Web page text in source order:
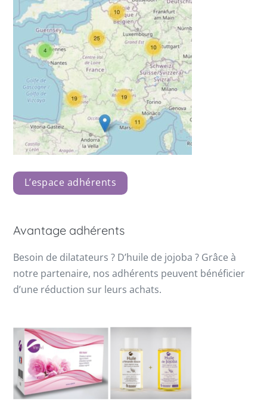
L’espace adhérents
Avantage adhérents
Besoin de dilatateurs ? D’huile de jojoba ? Grâce à
notre partenaire, nos adhérents peuvent bénéficier
d’une réduction sur leurs achats.